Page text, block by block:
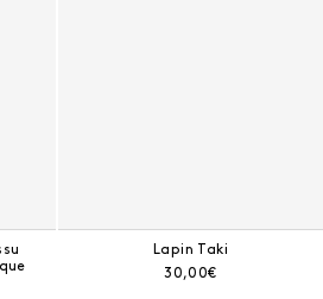
Lapin Taki
Prix courant :
30,00€